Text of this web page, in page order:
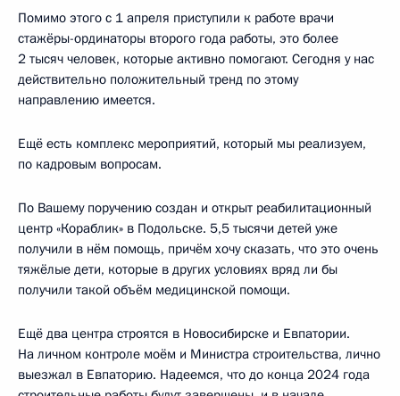
Помимо этого с 1 апреля приступили к работе врачи
стажёры-ординаторы второго года работы, это более
2 тысяч человек, которые активно помогают. Сегодня у нас
действительно положительный тренд по этому
направлению имеется.
Ещё есть комплекс мероприятий, который мы реализуем,
по кадровым вопросам.
По Вашему поручению создан и открыт реабилитационный
центр «Кораблик» в Подольске. 5,5 тысячи детей уже
получили в нём помощь, причём хочу сказать, что это очень
тяжёлые дети, которые в других условиях вряд ли бы
получили такой объём медицинской помощи.
Ещё два центра строятся в Новосибирске и Евпатории.
На личном контроле моём и Министра строительства, лично
выезжал в Евпаторию. Надеемся, что до конца 2024 года